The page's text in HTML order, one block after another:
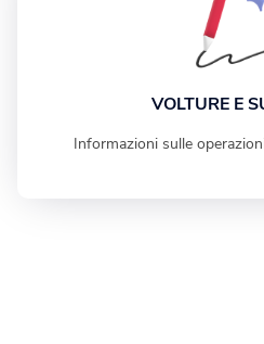
VOLTURE E
Informazioni sulle